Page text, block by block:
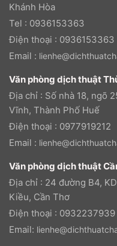
Khánh Hòa
Tel : 0936153363
Điện thoại : 0936153363
Email :
Văn phòng dịch thuật
Địa chỉ : Số nhà 18, ngõ
Vĩnh, Thành Phố Huế
Điện thoại : 0977919212
Email :
Văn phòng dịch thuật
Địa chỉ : 24 đường B4,
Kiều, Cần Thơ
Điện thoại : 0932237939
Email: